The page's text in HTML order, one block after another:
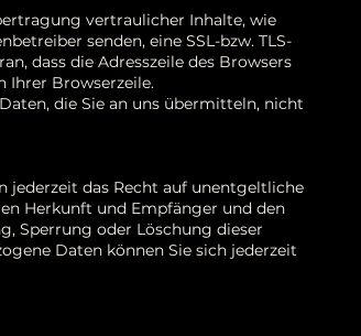
vertraulicher Inhalte, wie
senden, eine SSL-bzw. TLS-
dass die Adresszeile des Browsers
Ihrer Browserzeile.
die Sie an uns übermitteln, nicht
jederzeit das Recht auf unentgeltliche
Herkunft und Empfänger und den
Sperrung oder Löschung dieser
Daten können Sie sich jederzeit